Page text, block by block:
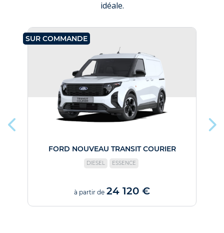
idéale.
SUR COMMANDE
FORD NOUVEAU TRANSIT COURIER
DIESEL ESSENCE
à partir de 24 120 €